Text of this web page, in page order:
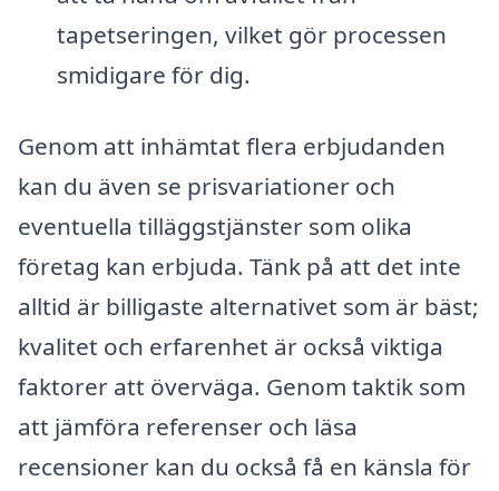
tapetseringen, vilket gör processen
smidigare för dig.
Genom att inhämtat flera erbjudanden
kan du även se prisvariationer och
eventuella tilläggstjänster som olika
företag kan erbjuda. Tänk på att det inte
alltid är billigaste alternativet som är bäst;
kvalitet och erfarenhet är också viktiga
faktorer att överväga. Genom taktik som
att jämföra referenser och läsa
recensioner kan du också få en känsla för